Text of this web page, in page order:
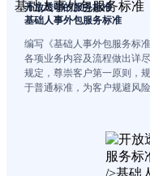
开放透明的服务标准
基础人事外包服务标准
编写《基础人事外包服务标
各项业务内容及流程做出详
规定，尊崇客户第一原则，
于普通标准，为客户规避风险